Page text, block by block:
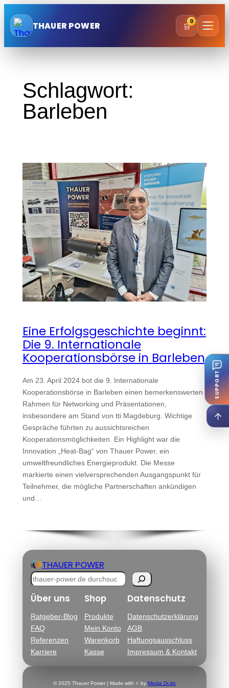
Inhalt
springen
THAUER POWER 🛒0
Schlagwort:
Barleben
Eine Erfolgsgeschichte beginnt:
Die 9. Internationale
Kooperationsbörse in Barleben
Am 23. April 2024 bot die 9. Internationale
Kooperationsbörse in Barleben einen bemerkenswerten
Rahmen für Networking und Präsentationen,
insbesondere am Stand von tti Magdeburg. Wichtige
Gespräche führten zu aussichtsreichen
Kooperationsmöglichkeiten. Ein Highlight war die
Innovation „Heat-Bag“ von Thauer Power, ein
umweltfreundliches Energieprodukt. Die Messe
markierte einen vielversprechenden Ausgangspunkt für
Teilnehmer, die mögliche Partnerschaften ankündigen
und…
SUPPORT
THAUER POWER
S
c
h
e
n
Über uns
Ratgeber-Blog
FAQ
Referenzen
Karriere
Shop
Produkte
Mein Konto
Warenkorb
Kasse
Datenschutz
Datenschutzerklärung
AGB
Haftungsausschluss
Impressum & Kontakt
© 2025 Thauer Power | Made with ⚡ by Media Dr.de